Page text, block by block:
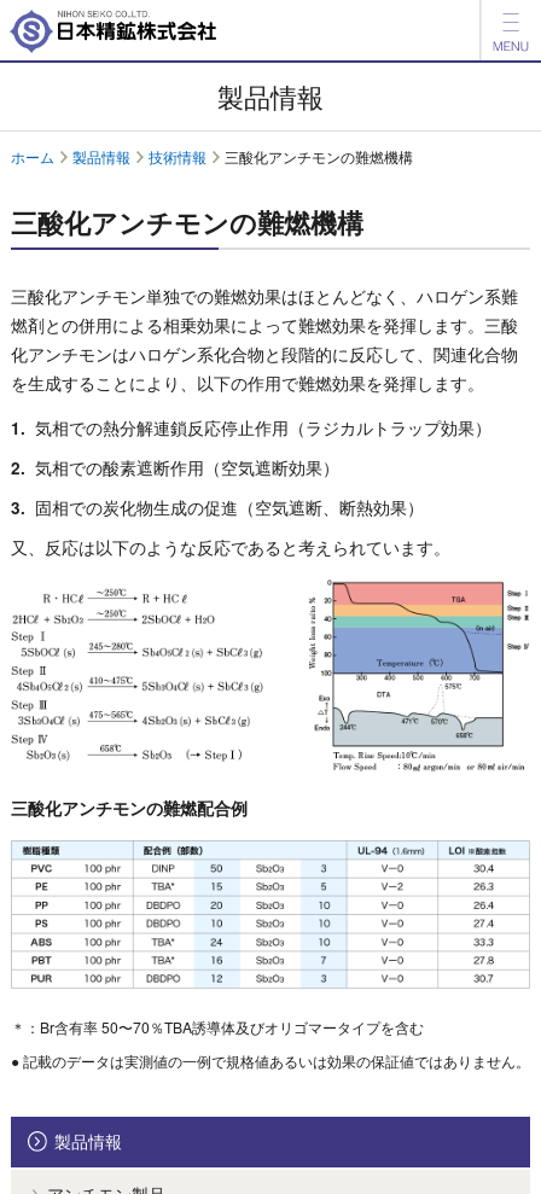
開発品情報
IR情報
ESG情報
採用情報
アグリ事業
English 中文
お問い合わせ
製品情報
ホーム 製品情報 技術情報 三酸化アンチモンの難燃機構
三酸化アンチモンの難燃機構
三酸化アンチモン単独での難燃効果はほとんどなく、ハロゲン系難
燃剤との併用による相乗効果によって難燃効果を発揮します。三酸
化アンチモンはハロゲン系化合物と段階的に反応して、関連化合物
を生成することにより、以下の作用で難燃効果を発揮します。
気相での熱分解連鎖反応停止作用（ラジカルトラップ効果）
気相での酸素遮断作用（空気遮断効果）
固相での炭化物生成の促進（空気遮断、断熱効果）
又、反応は以下のような反応であると考えられています。
三酸化アンチモンの難燃配合例
＊：Br含有率 50〜70％TBA誘導体及びオリゴマータイプを含む
● 記載のデータは実測値の一例で規格値あるいは効果の保証値ではありません。
製品情報